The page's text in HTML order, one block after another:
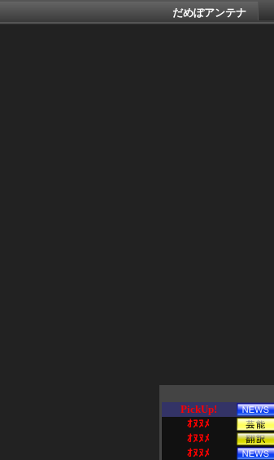
だめぽアンテナ
PickUp!
ｵﾇﾇﾒ
ｵﾇﾇﾒ
ｵﾇﾇﾒ